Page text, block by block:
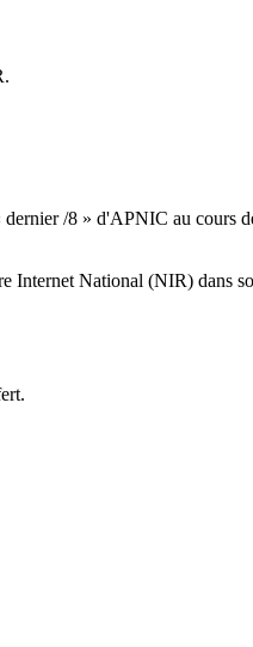
/8 » d'APNIC au cours
Internet National (NIR) dans